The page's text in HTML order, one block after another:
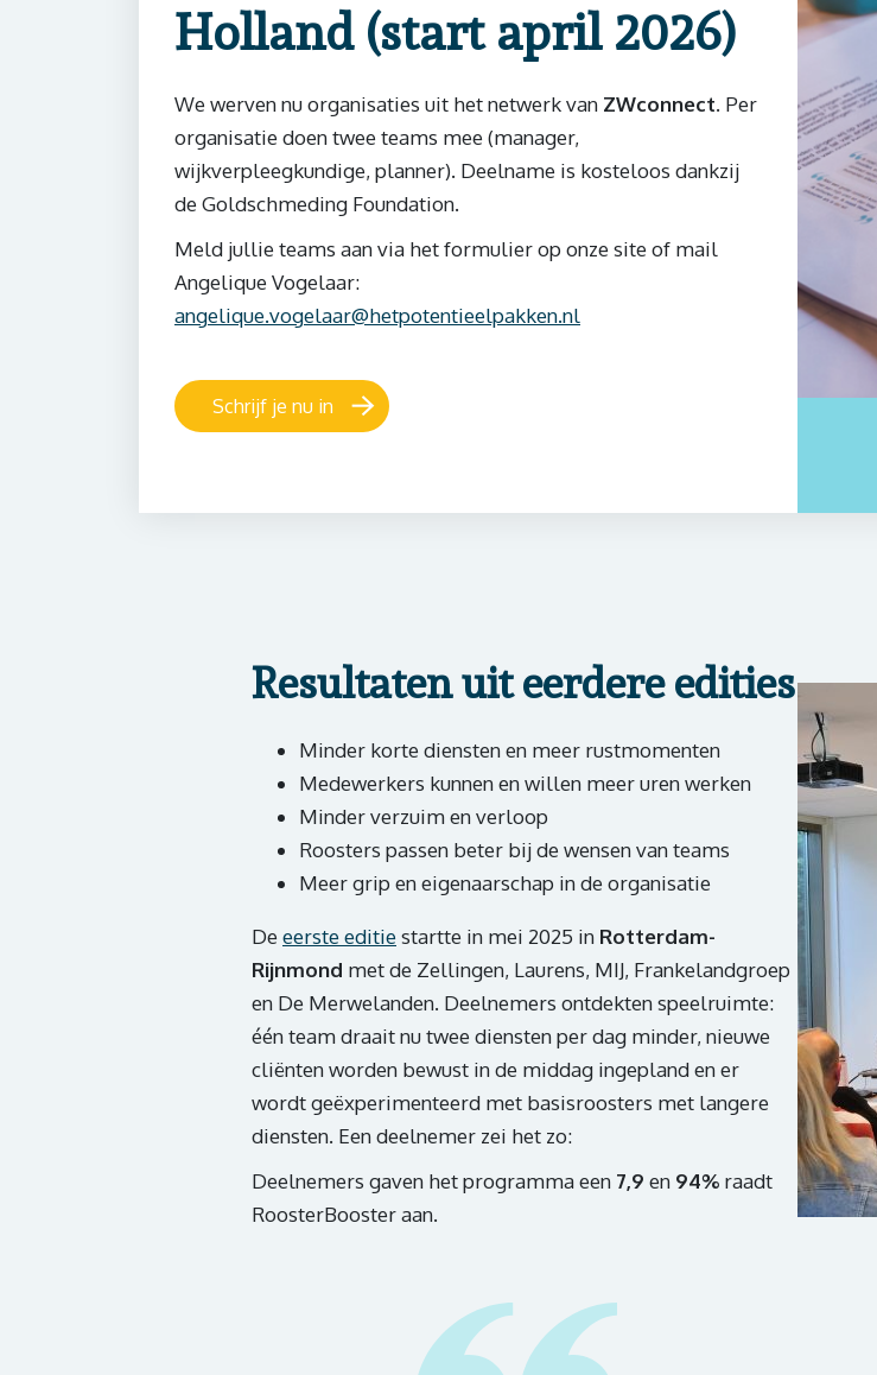
Holland (start april 2026)
We werven nu organisaties uit het netwerk van ZWconnect. Per
organisatie doen twee teams mee (manager,
wijkverpleegkundige, planner). Deelname is kosteloos dankzij
de Goldschmeding Foundation.
Meld jullie teams aan via het formulier op onze site of mail
Angelique Vogelaar:
angelique.vogelaar@hetpotentieelpakken.nl
Schrijf je nu in
Resultaten uit eerdere edities
Minder korte diensten en meer rustmomenten
Medewerkers kunnen en willen meer uren werken
Minder verzuim en verloop
Roosters passen beter bij de wensen van teams
Meer grip en eigenaarschap in de organisatie
De eerste editiestartte in mei 2025 in Rotterdam-
Rijnmond met de Zellingen, Laurens, MIJ, Frankelandgroep
en De Merwelanden. Deelnemers ontdekten speelruimte:
één team draait nu twee diensten per dag minder, nieuwe
cliënten worden bewust in de middag ingepland en er
wordt geëxperimenteerd met basisroosters met langere
diensten. Een deelnemer zei het zo:
Deelnemers gaven het programma een 7,9 en 94% raadt
RoosterBooster aan.